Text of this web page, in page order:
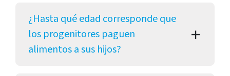
¿Hasta qué edad corresponde que
los progenitores paguen
alimentos a sus hijos?